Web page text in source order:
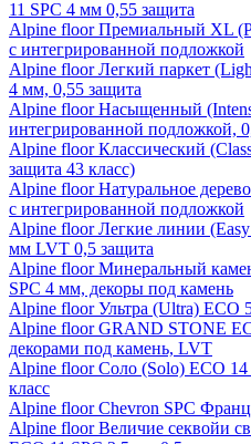
11 SPC 4 мм 0,55 защита
Alpine floor Премиальный XL
с интегрированной подложкой
Alpine floor Легкий паркет
4 мм, 0,55 защита
Alpine floor Насыщенный
интегрированной подложкой,
Alpine floor Классический
защита 43 класс)
Alpine floor Натуральное
с интегрированной подложкой
Alpine floor Легкие линии
мм LVT 0,5 защита
Alpine floor Минеральный
SPC 4 мм, декоры под камень
Alpine floor Ультра (Ultra) ECO
Alpine floor GRAND STONE
декорами под камень, LVT
Alpine floor Соло (Solo) ECO
класс
Alpine floor Chevron SPC
Alpine floor Величие секвойи